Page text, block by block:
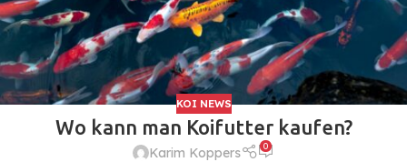
KOI NEWS
Wo kann man Koifutter kaufen?
Karim Koppers 0